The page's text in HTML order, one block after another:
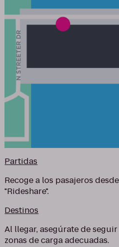
Partidas
Recoge a los pasajeros
"Rideshare".
Destinos
Al llegar, asegúrate de
zonas de carga adecuadas.